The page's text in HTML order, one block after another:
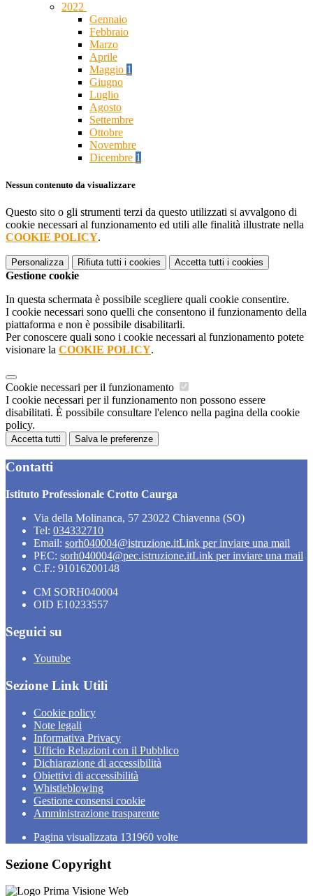
2022
Gennaio
Febbraio
Marzo
Aprile
Maggio 1
Giugno
Luglio
Agosto
Settembre
Ottobre
Novembre
Dicembre 1
Nessun contenuto da visualizzare
Questo sito o gli strumenti terzi da questo utilizzati si avvalgono di
cookie necessari al funzionamento ed utili alle finalità illustrate nella
COOKIE POLICY.
Personalizza Rifiuta tutti i cookies Accetta tutti i cookies
Gestione cookie
In questa schermata è possibile scegliere quali cookie consentire.
I cookie necessari sono quelli che consentono il funzionamento della
piattaforma e non è possibile disabilitarli.
Per conoscere quali sono i cookie necessari al funzionamento potete
visionare la COOKIE POLICY.
Cookie necessari per il funzionamento
I cookie necessari per il funzionamento non possono essere
disabilitati. È possibile consultare l'elenco nella pagina della cookie
policy.
Accetta tutti Salva le preferenze
Contatti
Istituto Professionale Crotto Caurga
Via della Molinanca, 57 23022 Chiavenna (SO)
Tel: 034332710
Email: sorh040004@istruzione.itLink per inviare una mail
PEC: sorh040004@pec.istruzione.itLink per inviare una mail
C.F.: 91016200148
CM SORH040004
OID E10233557
Seguici su
Youtube
Sezione Link Utili
Cookie policy
Note legali
Informativa Privacy
Ufficio Relazioni con il Pubblico
Dichiarazione di accessibilità
Obiettivi di accessibilità
Whistleblowing
Gestione consensi cookie
Amministrazione trasparente
Pagina visualizzata 131960 volte
Sezione Copyright